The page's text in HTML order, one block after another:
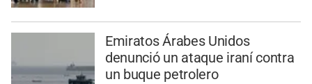
Emiratos Árabes Unidos
denunció un ataque iraní contra
un buque petrolero